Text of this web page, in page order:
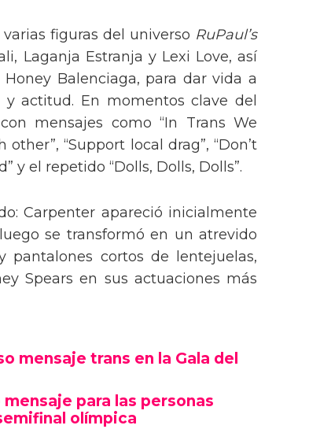
figuras del universo RuPaul’s
Laganja Estranja y Lexi Love, así
Balenciaga, para dar vida a
actitud. En momentos clave del
mensajes como “In Trans We
other”, “Support local drag”, “Don’t
y el repetido “Dolls, Dolls, Dolls”.
Carpenter apareció inicialmente
se transformó en un atrevido
pantalones cortos de lentejuelas,
Spears en sus actuaciones más
mensaje trans en la Gala del
para las personas
olímpica